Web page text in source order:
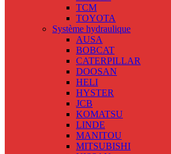
TCM
TOYOTA
Système hydraulique
AUSA
BOBCAT
CATERPILLAR
DOOSAN
HELI
HYSTER
JCB
KOMATSU
LINDE
MANITOU
MITSUBISHI